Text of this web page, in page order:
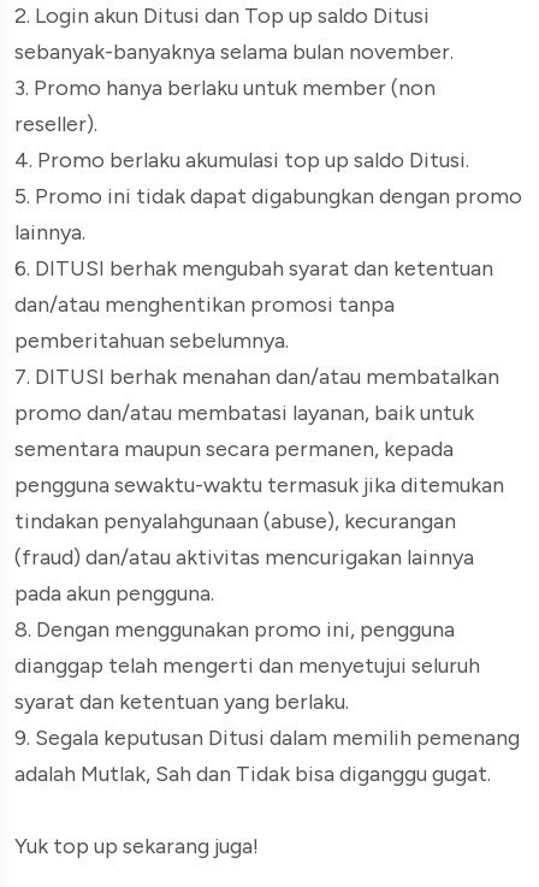
2. Login akun Ditusi dan Top up saldo Ditusi
sebanyak-banyaknya selama bulan november.
3. Promo hanya berlaku untuk member (non
reseller).
4. Promo berlaku akumulasi top up saldo Ditusi.
5. Promo ini tidak dapat digabungkan dengan promo
lainnya.
6. DITUSI berhak mengubah syarat dan ketentuan
dan/atau menghentikan promosi tanpa
pemberitahuan sebelumnya.
7. DITUSI berhak menahan dan/atau membatalkan
promo dan/atau membatasi layanan, baik untuk
sementara maupun secara permanen, kepada
pengguna sewaktu-waktu termasuk jika ditemukan
tindakan penyalahgunaan (abuse), kecurangan
(fraud) dan/atau aktivitas mencurigakan lainnya
pada akun pengguna.
8. Dengan menggunakan promo ini, pengguna
dianggap telah mengerti dan menyetujui seluruh
syarat dan ketentuan yang berlaku.
9. Segala keputusan Ditusi dalam memilih pemenang
adalah Mutlak, Sah dan Tidak bisa diganggu gugat.
Yuk top up sekarang juga!